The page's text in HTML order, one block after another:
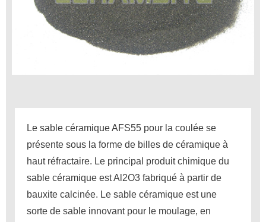
Le sable céramique AFS55 pour la coulée se
présente sous la forme de billes de céramique à
haut réfractaire. Le principal produit chimique du
sable céramique est Al2O3 fabriqué à partir de
bauxite calcinée. Le sable céramique est une
sorte de sable innovant pour le moulage, en